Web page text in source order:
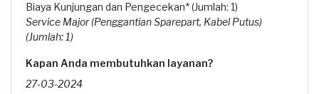
Biaya Kunjungan dan Pengecekan* (Jumlah: 1)
Service Major (Penggantian Sparepart, Kabel Putus)
(Jumlah: 1)
Kapan Anda membutuhkan layanan?
27-03-2024